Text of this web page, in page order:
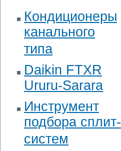
Кондиционеры
канального
типа
Daikin FTXR
Ururu-Sarara
Инструмент
подбора сплит-
систем